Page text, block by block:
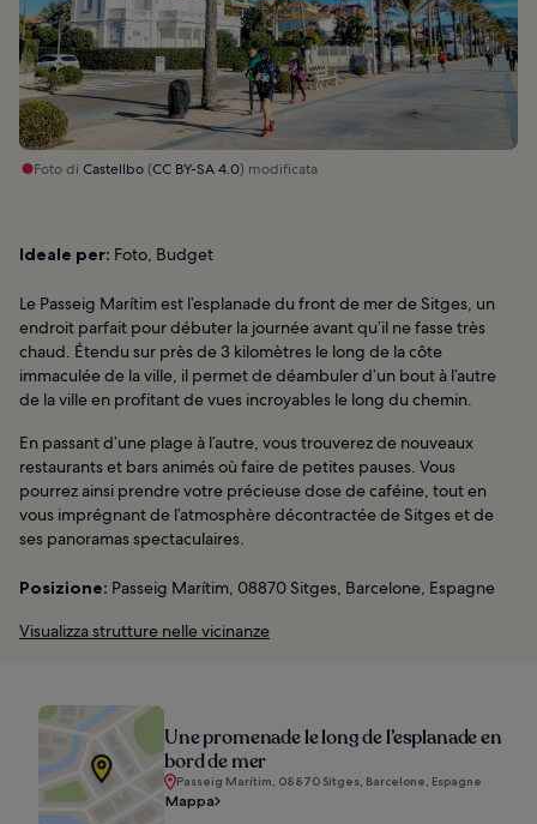
Foto di Castellbo(CC BY-SA 4.0) modificata
Ideale per: Foto, Budget
Le Passeig Marítim est l’esplanade du front de mer de Sitges, un
endroit parfait pour débuter la journée avant qu’il ne fasse très
chaud. Étendu sur près de 3 kilomètres le long de la côte
immaculée de la ville, il permet de déambuler d’un bout à l’autre
de la ville en profitant de vues incroyables le long du chemin.
En passant d’une plage à l’autre, vous trouverez de nouveaux
restaurants et bars animés où faire de petites pauses. Vous
pourrez ainsi prendre votre précieuse dose de caféine, tout en
vous imprégnant de l’atmosphère décontractée de Sitges et de
ses panoramas spectaculaires.
Posizione: Passeig Marítim, 08870 Sitges, Barcelone, Espagne
Visualizza strutture nelle vicinanze
Une promenade le long de l’esplanade en
bord de mer
Passeig Marítim, 08870 Sitges, Barcelone, Espagne
Mappa